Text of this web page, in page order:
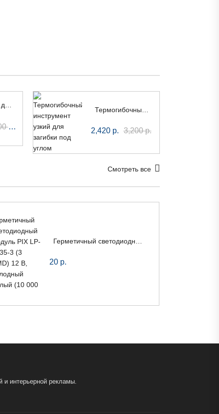
р. за лист 2,420 р. 3,200р.
Смотреть все
20 р.
и интерьерной рекламы.